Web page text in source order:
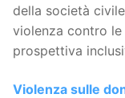
della società
violenza contro le
prospettiva
Violenza sulle